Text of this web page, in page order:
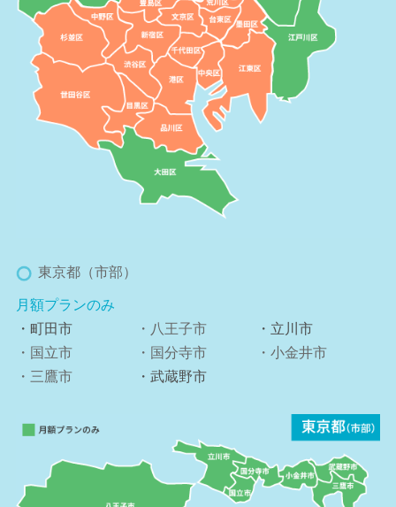
東京都（市部）
月額プランのみ
・町田市
・八王子市
・立川市
・国立市
・国分寺市
・小金井市
・三鷹市
・武蔵野市